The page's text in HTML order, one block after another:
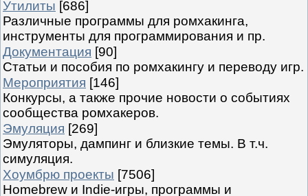
Утилиты [686]
Различные программы для ромхакинга,
инструменты для программирования и пр.
Документация [90]
Статьи и пособия по ромхакингу и переводу игр.
Мероприятия [146]
Конкурсы, а также прочие новости о событиях
сообщества ромхакеров.
Эмуляция [269]
Эмуляторы, дампинг и близкие темы. В т.ч.
симуляция.
Хоумбрю проекты [7506]
Homebrew и Indie-игры, программы и